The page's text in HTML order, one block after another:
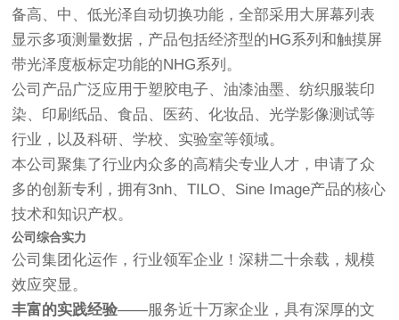
备高、中、低光泽自动切换功能，全部采用大屏幕列表
显示多项测量数据，产品包括经济型的HG系列和触摸屏
带光泽度板标定功能的NHG系列。
公司产品广泛应用于塑胶电子、油漆油墨、纺织服装印
染、印刷纸品、食品、医药、化妆品、光学影像测试等
行业，以及科研、学校、实验室等领域。
本公司聚集了行业内众多的高精尖专业人才，申请了众
多的创新专利，拥有3nh、TILO、Sine Image产品的核心
技术和知识产权。
公司综合实力
公司集团化运作，行业领军企业！深耕二十余载，规模
效应突显。
丰富的实践经验——服务近十万家企业，具有深厚的文